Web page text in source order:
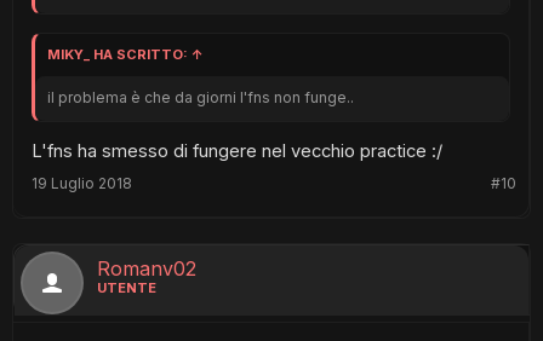
MIKY_ HA SCRITTO: ↑
il problema è che da giorni l'fns non funge..
L'fns ha smesso di fungere nel vecchio practice :/
#10
19 Luglio 2018
Romanv02
UTENTE